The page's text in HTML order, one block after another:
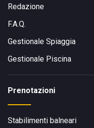
Redazione
F.A.Q.
Gestionale Spiaggia
Gestionale Piscina
Prenotazioni
Stabilimenti balneari